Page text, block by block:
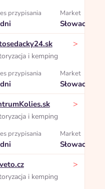
przypisania Market
Słowacja
i kemping
>
przypisania Market
Słowacja
i kemping
>
przypisania Market
Słowacja
i kemping
>